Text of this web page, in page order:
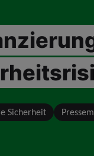
Sicherheit